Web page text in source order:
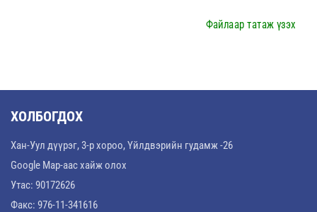
Файлаар татаж үзэх
ХОЛБОГДОХ
Хан-Уул дүүрэг, 3-р хороо, Үйлдвэрийн гудамж -26
Google Map-аас хайж олох
Утас: 90172626
Факс: 976-11-341616